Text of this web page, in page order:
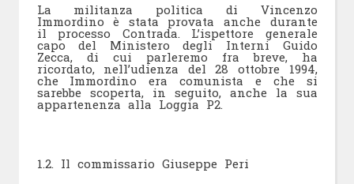
La militanza politica di Vincenzo
Immordino è stata provata anche durante
il processo Contrada. L’ispettore generale
capo del Ministero degli Interni Guido
Zecca, di cui parleremo fra breve, ha
ricordato, nell’udienza del 28 ottobre 1994,
che Immordino era comunista e che si
sarebbe scoperta, in seguito, anche la sua
appartenenza alla Loggia P2.
1.2. Il commissario Giuseppe Peri